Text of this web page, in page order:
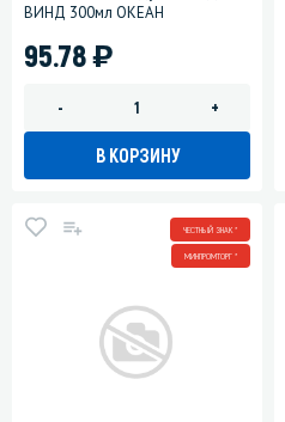
ВИНД 300мл ОКЕАН
95.78)
- +
В КОРЗИНУ
ЧЕСТНЫЙ ЗНАК *
МИНПРОМТОРГ *